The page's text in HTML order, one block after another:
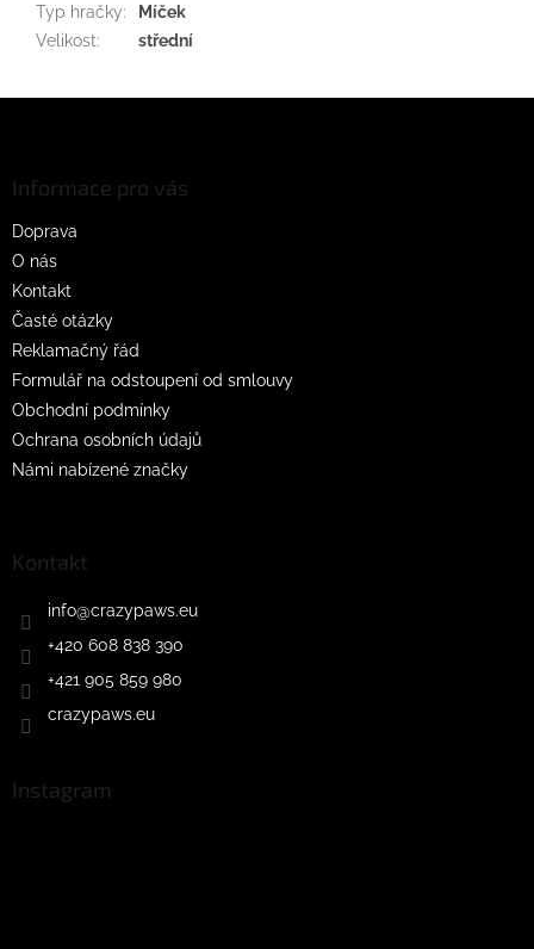
Typ hračky:
Míček
Velikost: střední
Informace pro vás
Doprava
O nás
Kontakt
Časté otázky
Reklamačný řád
Formulář na odstoupení od smlouvy
Obchodní podmínky
Ochrana osobních údajů
Námi nabízené značky
Kontakt
info@crazypaws.eu
+420 608 838 390
+421 905 859 980
crazypaws.eu
Instagram